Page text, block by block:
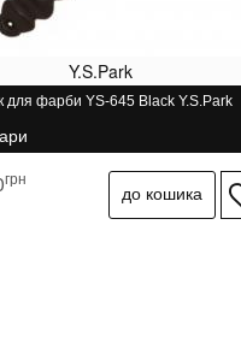
Y.S.Park
для фарби YS-645 Black Y.S.Park
грн